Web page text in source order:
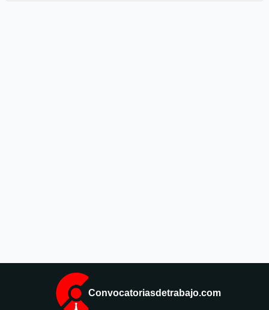
Convocatoriasdetrabajo.com